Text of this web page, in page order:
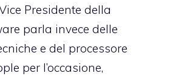
Presidente della
parla invece delle
e del processore
per l’occasione,